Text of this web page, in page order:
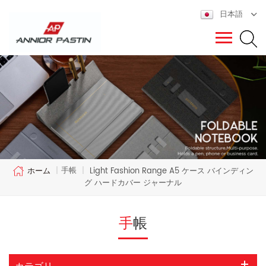
日本語
ホーム | 手帳 | Light Fashion Range A5 ケース バインディン
グ ハードカバー ジャーナル
手帳